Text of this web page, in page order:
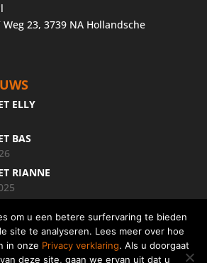
Weg 23, 3739 NA Hollandsche
ELLY
BAS
RIANNE
om u een betere surfervaring te bieden
site te analyseren. Lees meer over hoe
in onze Privacy verklaring. Als u doorgaat
deze site, gaan we ervan uit dat u